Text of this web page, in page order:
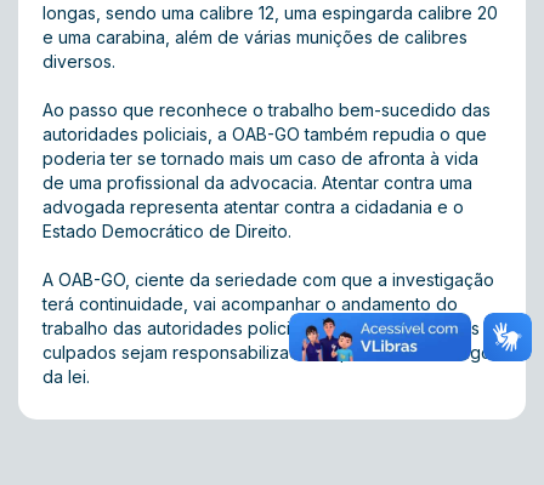
longas, sendo uma calibre 12, uma espingarda calibre 20
e uma carabina, além de várias munições de calibres
diversos.
Ao passo que reconhece o trabalho bem-sucedido das
autoridades policiais, a OAB-GO também repudia o que
poderia ter se tornado mais um caso de afronta à vida
de uma profissional da advocacia. Atentar contra uma
advogada representa atentar contra a cidadania e o
Estado Democrático de Direito.
A OAB-GO, ciente da seriedade com que a investigação
terá continuidade, vai acompanhar o andamento do
trabalho das autoridades policiais para garantir que os
culpados sejam responsabilizados e punidos sob o rigor
da lei.